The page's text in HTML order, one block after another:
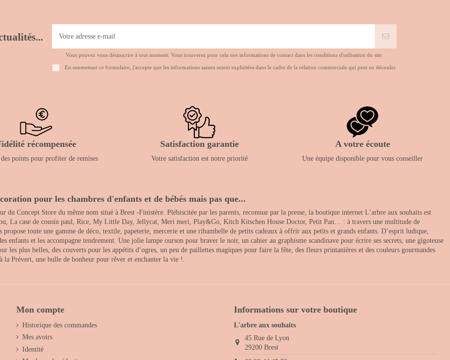
Vous pouvez vous désinscrire à tout moment. Vous trouverez pour cela nos informations de contact dans les conditions d'utilisation du site.
En soumettant ce formulaire, j'accepte que les informations saisies soient exploitées dans le cadre de la relation commerciale qui peut en découler.
récompensée
points pour profiter de remises
Satisfaction garantie
Votre satisfaction est notre priorité
A votre écoute
Une équipe disponible pour vous conseiller
pour les chambres d'enfants et de bébés mais pas que...
Concept Store du même nom situé à Brest -Finistère. Plébiscitée par les parents, reconnue par la presse, la boutique internet L’arbre aux souhaits est
La case de cousin paul, Rice, My Little Day, Jellycat, Meri meri, Play&Go, Kitch Kitschen House Doctor, Petit Pan… : à travers une multitude de
toute une gamme de déco, textile, papeterie, mercerie et une ribambelle de petits cadeaux à offrir aux petits et grands enfants. D’esprit ludique,
enfants et les accompagne tendrement. Une jolie lampe ourson pour braver le noir, un cahier au graphisme scandinave pour écrire ses secrets, une gigoteuse
les plus belles, des couverts pour les appétits d’ogres, un peu de paillettes magiques pour faire la fête, des fleurs printanières et des couleurs gourmandes
Prévert, une bulle de bonheur pour rêver et enchanter la vie !.
Mon compte
Historique des commandes
Mes avoirs
Identité
Informations sur votre boutique
L'arbre aux souhaits
45 Rue de Lyon
29200 Brest